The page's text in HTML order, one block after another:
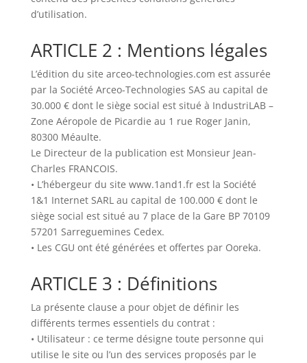
d’utilisation.
ARTICLE 2 : Mentions légales
L’édition du site arceo-technologies.com est assurée
par la Société Arceo-Technologies SAS au capital de
30.000 € dont le siège social est situé à IndustriLAB –
Zone Aéropole de Picardie au 1 rue Roger Janin,
80300 Méaulte.
Le Directeur de la publication est Monsieur Jean-
Charles FRANCOIS.
• L’hébergeur du site www.1and1.fr est la Société
1&1 Internet SARL au capital de 100.000 € dont le
siège social est situé au 7 place de la Gare BP 70109
57201 Sarreguemines Cedex.
• Les CGU ont été générées et offertes par Ooreka.
ARTICLE 3 : Définitions
La présente clause a pour objet de définir les
différents termes essentiels du contrat :
• Utilisateur : ce terme désigne toute personne qui
utilise le site ou l’un des services proposés par le